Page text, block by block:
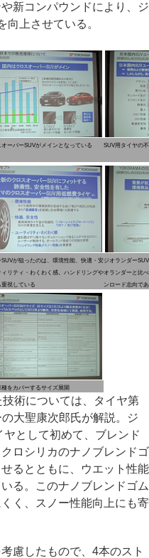
新コンパウンドにより、ジ
向上させている。
オーバーSUVがメインとなっている SUV用タイヤの
SUVが狙ったのは、環境性能、快適・安
リティ・わくわく感。ハンドリングや
重視している
ジオランダー
オランダーと比
ンロード志向で
種をカバーするサイズ展開
術については、タイヤ第
大聖康次郎氏が解説。ジ
として初めて、ブレンド
ロシリカのナノブレンドゴ
るとともに、ウエット性能
る。このナノブレンドゴム
く、スノー性能向上にも寄
慮したもので、4本のスト